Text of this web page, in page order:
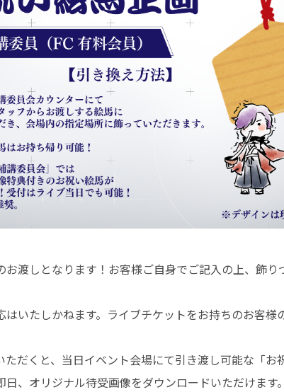
お渡しとなります！お客様ご自身でご記入の上、飾り
はいたしかねます。ライブチケットをお持ちのお客様
ただくと、当日イベント会場にて引き渡し可能な「お
日、オリジナル待受画像をダウンロードいただけます